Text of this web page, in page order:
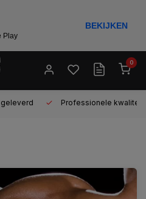
0
geleverd Professionele kwaliteit
Play
BEKIJKEN